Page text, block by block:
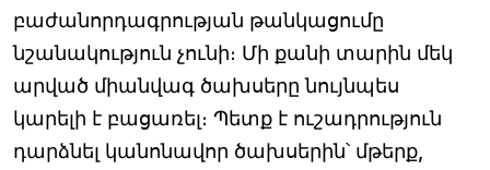
բաժանորդագրության թանկացումը
նշանակություն չունի։ Մի քանի տարին մեկ
արված միանվագ ծախսերը նույնպես
կարելի է բացառել։ Պետք է ուշադրություն
դարձնել կանոնավոր ծախսերին՝ մթերք,